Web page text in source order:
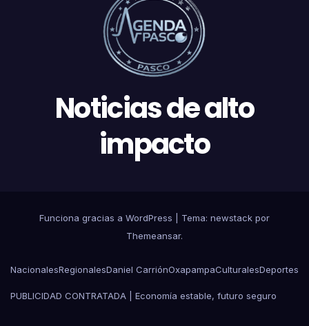
Noticias de alto
impacto
Funciona gracias a WordPress
Tema: newstack por
Themeansar.
NacionalesRegionalesDaniel CarriónOxapampaCulturalesDeportes
PUBLICIDAD CONTRATADA | Economía estable, futuro seguro